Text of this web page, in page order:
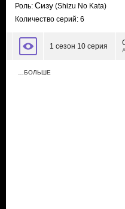
Роль: Сизу (Shizu No Kata)
Количество серий: 6
1 сезон 10 серия
…БОЛЬШЕ